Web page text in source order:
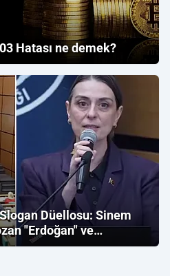
Hatası ne demek?
Düellosu: Sinem
"Erdoğan" ve